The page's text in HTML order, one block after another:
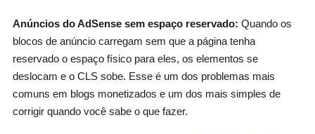
Anúncios do AdSense sem espaço reservado: Quando os
blocos de anúncio carregam sem que a página tenha
reservado o espaço físico para eles, os elementos se
deslocam e o CLS sobe. Esse é um dos problemas mais
comuns em blogs monetizados e um dos mais simples de
corrigir quando você sabe o que fazer.